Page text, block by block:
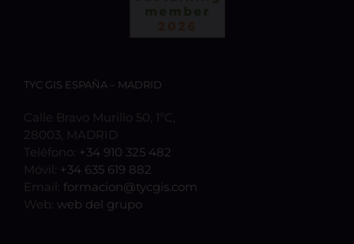
TYC GIS ESPAÑA – MADRID
Calle Bravo Murillo 50, 1ºC,
28003, MADRID
Teléfono: +34 910 325 482
Móvil: +34 635 619 882
Email: formacion@tycgis.com
Web: web del grupo